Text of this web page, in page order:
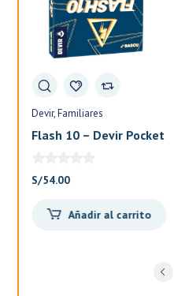
Devir Familiares
Flash 10 – Devir Pocket
S/54.00
Añadir al carrito